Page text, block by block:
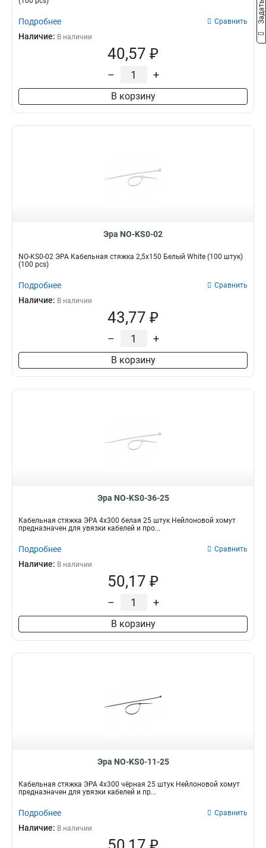
Подробнее Сравнить
Наличие: В наличии
40,57 ₽
– +
В корзину
Эра NO-KS0-02
NO-KS0-02 ЭРА Кабельная стяжка 2,5х150 Белый White (100 штук)
(100 pcs)
Подробнее Сравнить
Наличие: В наличии
43,77 ₽
– +
В корзину
Эра NO-KS0-36-25
Кабельная стяжка ЭРА 4x300 белая 25 штук Нейлоновой хомут
предназначен для увязки кабелей и про...
Подробнее Сравнить
Наличие: В наличии
50,17 ₽
– +
В корзину
Эра NO-KS0-11-25
Кабельная стяжка ЭРА 4x300 чёрная 25 штук Нейлоновой хомут
предназначен для увязки кабелей и пр...
Подробнее Сравнить
Наличие: В наличии